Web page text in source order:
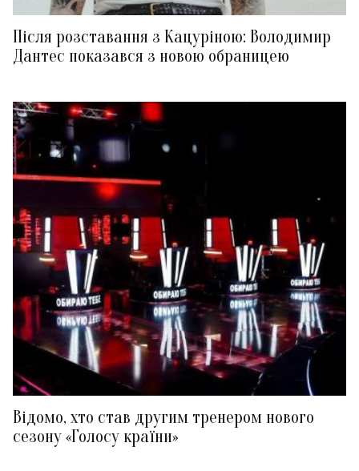
Після розставання з Кацуріною: Володимир
Дантес показався з новою обраницею
Відомо, хто став другим тренером нового
сезону «Голосу країни»